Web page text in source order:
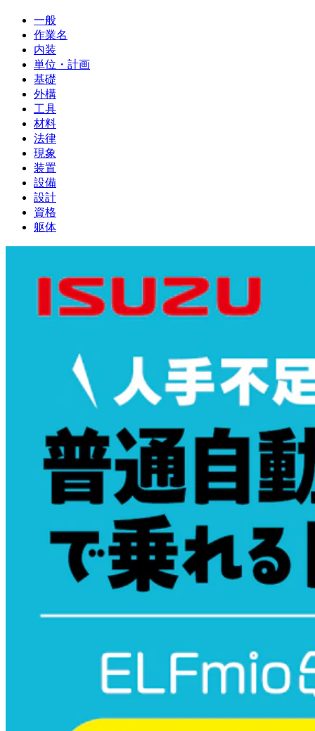
一般
作業名
内装
単位・計画
基礎
外構
工具
材料
法律
現象
装置
設備
設計
資格
躯体